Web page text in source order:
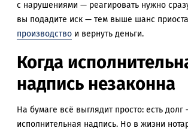
с нарушениями — реагировать нужно
вы подадите иск — тем выше шанс
производство и вернуть деньги.
Когда
надпись незаконна
На бумаге всё выглядит просто: есть долг
исполнительная надпись. Но в жизни